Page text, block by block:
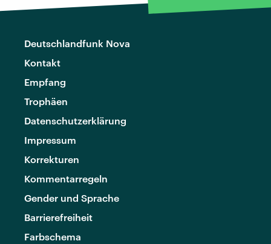
Deutschlandfunk Nova
Kontakt
Empfang
Trophäen
Datenschutzerklärung
Impressum
Korrekturen
Kommentarregeln
Gender und Sprache
Barrierefreiheit
Farbschema